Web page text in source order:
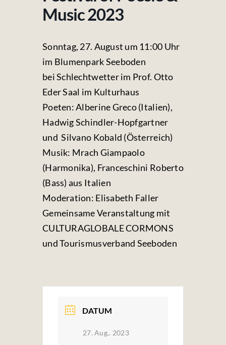
Music 2023
Sonntag, 27. August um 11:00 Uhr
im Blumenpark Seeboden
bei Schlechtwetter im Prof. Otto
Eder Saal im Kulturhaus
Poeten: Alberine Greco (Italien),
Hadwig Schindler-Hopfgartner
und Silvano Kobald (Österreich)
Musik: Mrach Giampaolo
(Harmonika), Franceschini Roberto
(Bass) aus Italien
Moderation: Elisabeth Faller
Gemeinsame Veranstaltung mit
CULTURAGLOBALECORMONS
und Tourismusverband Seeboden
DATUM
27. Aug.. 2023